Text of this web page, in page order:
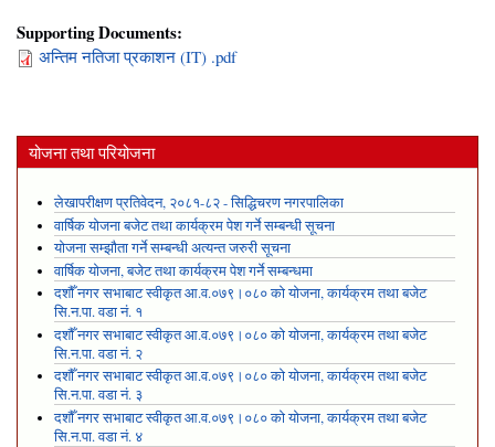
Supporting Documents:
अन्तिम नतिजा प्रकाशन (IT) .pdf
योजना तथा परियोजना
लेखापरीक्षण प्रतिवेदन, २०८१-८२ - सिद्धिचरण नगरपालिका
वार्षिक योजना बजेट तथा कार्यक्रम पेश गर्ने सम्बन्धी सूचना
योजना सम्झौता गर्ने सम्बन्धी अत्यन्त जरुरी सूचना
वार्षिक योजना, बजेट तथा कार्यक्रम पेश गर्ने सम्बन्धमा
दशौँ नगर सभाबाट स्वीकृत आ.व.०७९।०८० को योजना, कार्यक्रम तथा बजेट
सि.न.पा. वडा नं. १
दशौँ नगर सभाबाट स्वीकृत आ.व.०७९।०८० को योजना, कार्यक्रम तथा बजेट
सि.न.पा. वडा नं. २
दशौँ नगर सभाबाट स्वीकृत आ.व.०७९।०८० को योजना, कार्यक्रम तथा बजेट
सि.न.पा. वडा नं. ३
दशौँ नगर सभाबाट स्वीकृत आ.व.०७९।०८० को योजना, कार्यक्रम तथा बजेट
सि.न.पा. वडा नं. ४